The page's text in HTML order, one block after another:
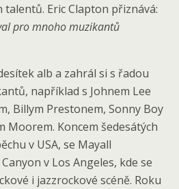
talentů. Eric Clapton přiznává:
pro mnoho muzikantů
alb a zahrál si s řadou
například s Johnem Lee
Billym Prestonem, Sonny Boy
Moorem. Koncem šedesátých
v USA, se Mayall
v Los Angeles, kde se
i jazzrockové scéně. Roku